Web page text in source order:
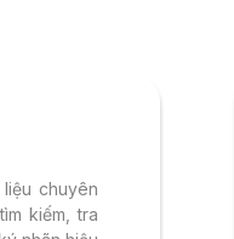
chuyên
kiếm, tra